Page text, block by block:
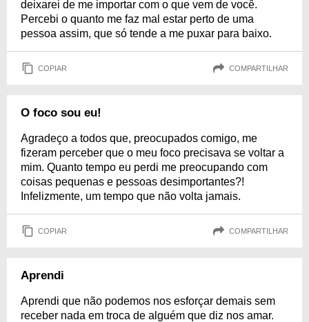
deixarei de me importar com o que vem de você.
Percebi o quanto me faz mal estar perto de uma
pessoa assim, que só tende a me puxar para baixo.
COPIAR COMPARTILHAR
O foco sou eu!
Agradeço a todos que, preocupados comigo, me
fizeram perceber que o meu foco precisava se voltar a
mim. Quanto tempo eu perdi me preocupando com
coisas pequenas e pessoas desimportantes?!
Infelizmente, um tempo que não volta jamais.
COPIAR COMPARTILHAR
Aprendi
Aprendi que não podemos nos esforçar demais sem
receber nada em troca de alguém que diz nos amar.